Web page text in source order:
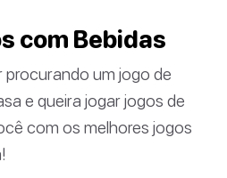
com Bebidas
procurando um jogo de
e queira jogar jogos de
com os melhores jogos